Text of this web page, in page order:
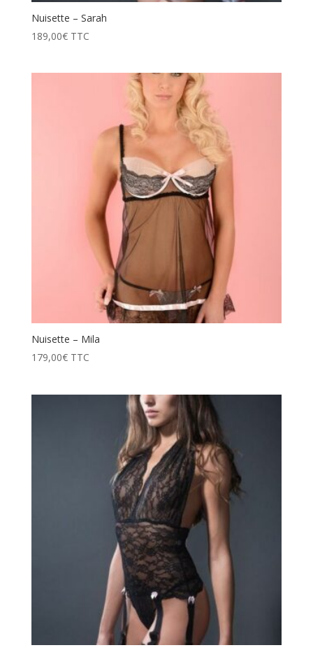
Nuisette – Sarah
189,00€ TTC
Nuisette – Mila
179,00€ TTC